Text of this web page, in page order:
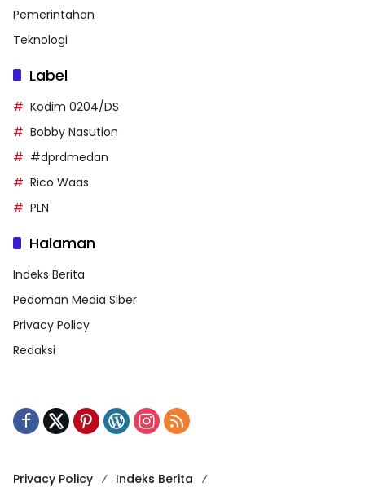
Pemerintahan
Teknologi
Label
Kodim 0204/DS
Bobby Nasution
#dprdmedan
Rico Waas
PLN
Halaman
Indeks Berita
Pedoman Media Siber
Privacy Policy
Redaksi
Privacy Policy Indeks Berita